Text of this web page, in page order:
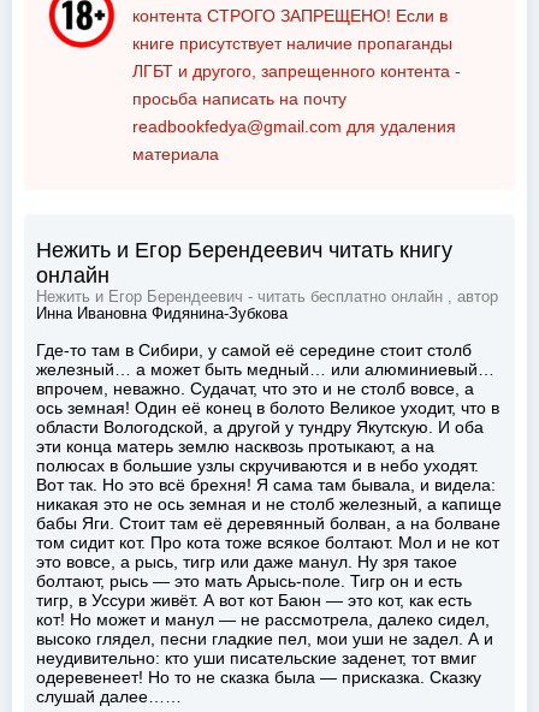
контента СТРОГО ЗАПРЕЩЕНО! Если в
книге присутствует наличие пропаганды
ЛГБТ и другого, запрещенного контента -
просьба написать на почту
readbookfedya@gmail.com для удаления
материала
Нежить и Егор Берендеевич читать книгу
онлайн
Нежить и Егор Берендеевич - читать бесплатно онлайн , автор
Инна Ивановна Фидянина-Зубкова
Где-то там в Сибири, у самой её середине стоит столб
железный… а может быть медный… или алюминиевый…
впрочем, неважно. Судачат, что это и не столб вовсе, а
ось земная! Один её конец в болото Великое уходит, что в
области Вологодской, а другой у тундру Якутскую. И оба
эти конца матерь землю насквозь протыкают, а на
полюсах в большие узлы скручиваются и в небо уходят.
Вот так. Но это всё брехня! Я сама там бывала, и видела:
никакая это не ось земная и не столб железный, а капище
бабы Яги. Стоит там её деревянный болван, а на болване
том сидит кот. Про кота тоже всякое болтают. Мол и не кот
это вовсе, а рысь, тигр или даже манул. Ну зря такое
болтают, рысь — это мать Арысь-поле. Тигр он и есть
тигр, в Уссури живёт. А вот кот Баюн — это кот, как есть
кот! Но может и манул — не рассмотрела, далеко сидел,
высоко глядел, песни гладкие пел, мои уши не задел. А и
неудивительно: кто уши писательские заденет, тот вмиг
одеревенеет! Но то не сказка была — присказка. Сказку
слушай далее……